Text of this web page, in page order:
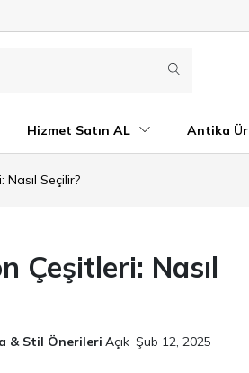
Hizmet Satın AL Antika
Seçilir?
Çeşitleri: Nasıl
& Stil Önerileri Açık Şub 12, 2025